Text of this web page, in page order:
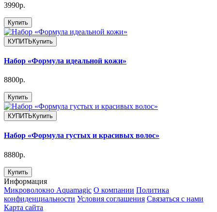
3990р.
Купить
КУПИТЬКупить
Набор «Формула идеальной кожи»
8800р.
Купить
КУПИТЬ Купить
Набор «Формула густых и красивых волос»
8880р.
Купить
Информация
Микроволокно Aquamagic О компании Политика
конфиденциальности Условия соглашения Связаться с нами
Карта сайта